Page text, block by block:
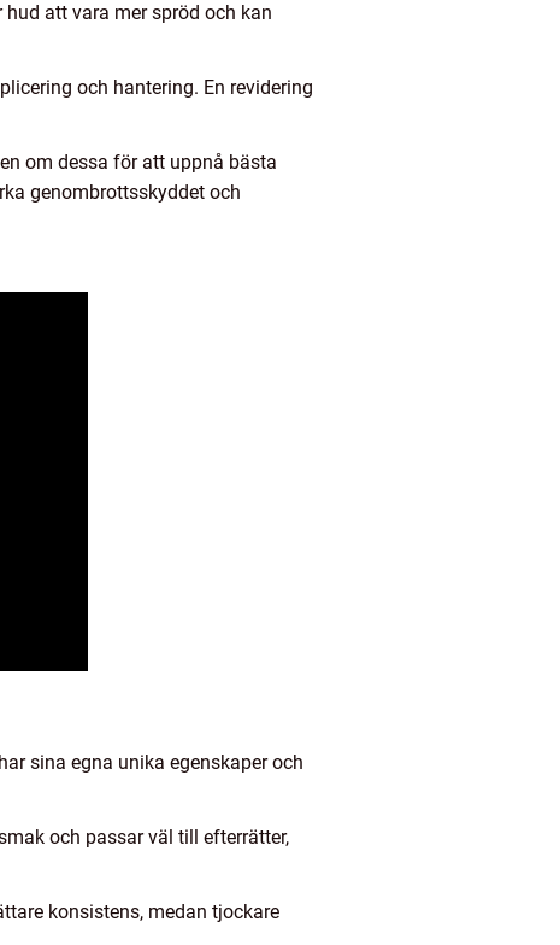
att vara mer spröd och kan
och hantering. En revidering
om dessa för att uppnå bästa
genombrottsskyddet och
sina egna unika egenskaper och
och passar väl till efterrätter,
konsistens, medan tjockare